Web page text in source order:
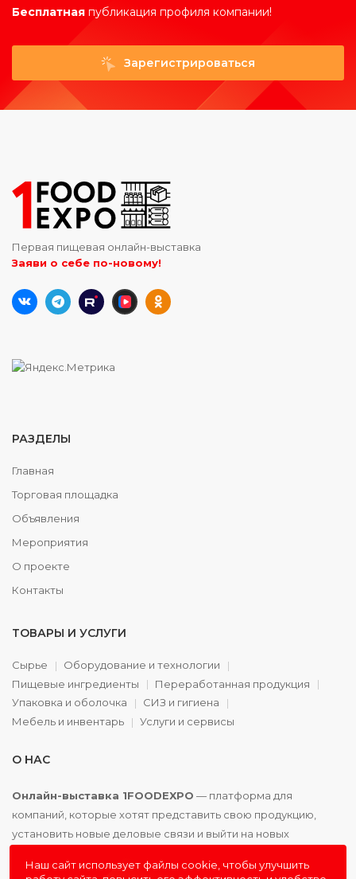
Бесплатная публикация профиля компании!
Зарегистрироваться
Первая пищевая онлайн-выставка
Заяви о себе по-новому!
РАЗДЕЛЫ
Главная
Торговая площадка
Объявления
Мероприятия
О проекте
Контакты
ТОВАРЫ И УСЛУГИ
Сырье
Оборудование и технологии
Пищевые ингредиенты
Переработанная продукция
Упаковка и оболочка
СИЗ и гигиена
Мебель и инвентарь
Услуги и сервисы
О НАС
Онлайн-выставка 1FOODEXPO — платформа для
компаний, которые хотят представить свою продукцию,
установить новые деловые связи и выйти на новых
Наш сайт использует файлы cookie, чтобы улучшить